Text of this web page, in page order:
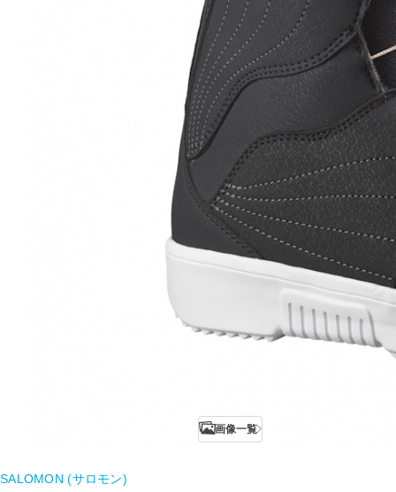
画像一覧
SALOMON (サロモン)